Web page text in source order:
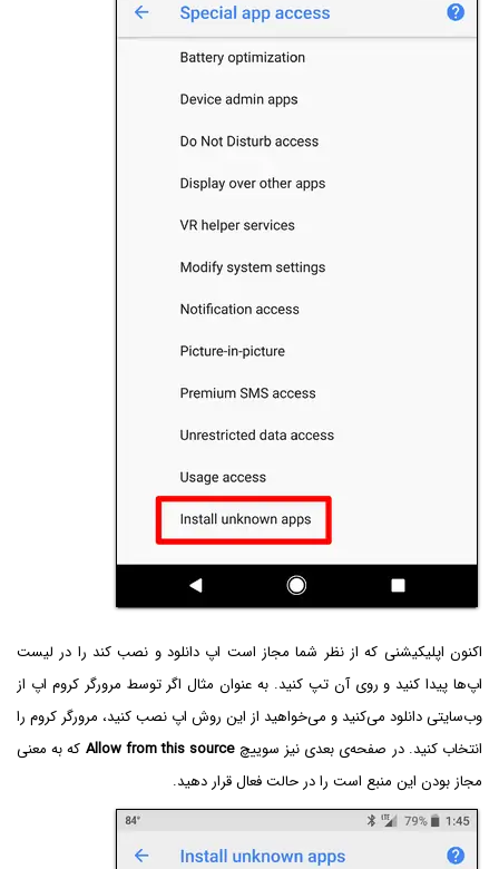
اکنون اپلیکیشنی که از نظر شما مجاز است اپ دانلود و نصب کند را در لیست
اپ‌ها پیدا کنید و روی آن تپ کنید. به عنوان مثال اگر توسط مرورگر کروم اپ از
وب‌سایتی دانلود می‌کنید و می‌خواهید از این روش اپ نصب کنید، مرورگر کروم را
انتخاب کنید. در صفحه‌ی بعدی نیز سوییچAllow from this source که به معنی
مجاز بودن این منبع است را در حالت فعال قرار دهید.